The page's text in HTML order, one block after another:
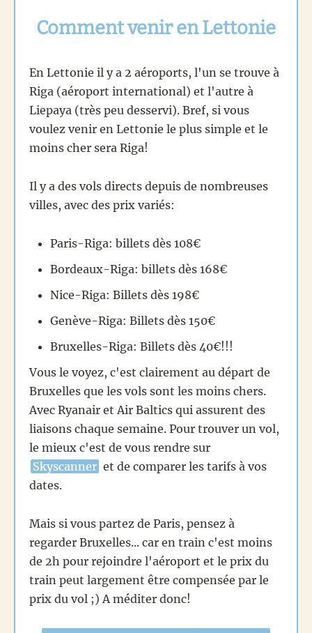
Comment venir en Lettonie
En Lettonie il y a 2 aéroports, l'un se trouve à
Riga (aéroport international) et l'autre à
Liepaya (très peu desservi). Bref, si vous
voulez venir en Lettonie le plus simple et le
moins cher sera Riga!
Il y a des vols directs depuis de nombreuses
villes, avec des prix variés:
Paris-Riga: billets dès 108€
Bordeaux-Riga: billets dès 168€
Nice-Riga: Billets dès 198€
Genève-Riga: Billets dès 150€
Bruxelles-Riga: Billets dès 40€!!!
Vous le voyez, c'est clairement au départ de
Bruxelles que les vols sont les moins chers.
Avec Ryanair et Air Baltics qui assurent des
liaisons chaque semaine. Pour trouver un vol,
le mieux c'est de vous rendre sur
Skyscanner et de comparer les tarifs à vos
dates.
Mais si vous partez de Paris, pensez à
regarder Bruxelles... car en train c'est moins
de 2h pour rejoindre l'aéroport et le prix du
train peut largement être compensée par le
prix du vol ;) A méditer donc!